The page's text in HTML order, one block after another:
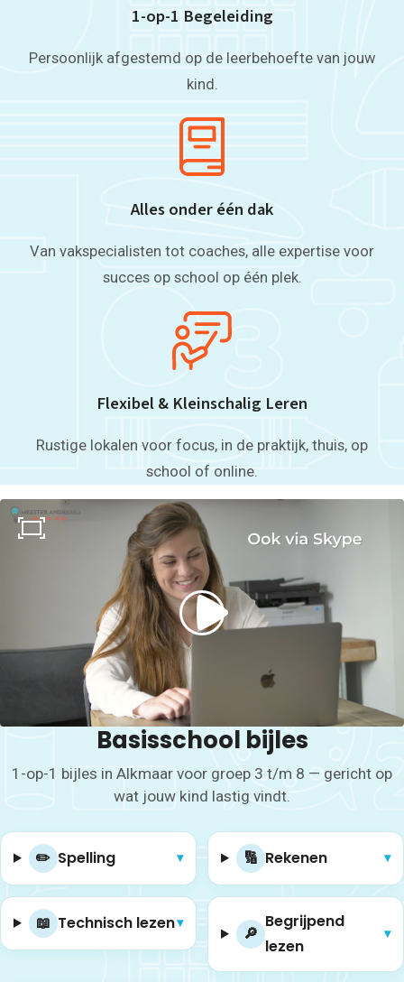
1-op-1 Begeleiding
Persoonlijk afgestemd op de leerbehoefte van jouw
kind.
Alles onder één dak
Van vakspecialisten tot coaches, alle expertise voor
succes op school op één plek.
Flexibel & Kleinschalig Leren
Rustige lokalen voor focus, in de praktijk, thuis, op
school of online.
Basisschool bijles
1-op-1 bijles in Alkmaar voor groep 3 t/m 8 — gericht op
wat jouw kind lastig vindt.
✏️ Spelling ▾ 🔢 Rekenen ▾
📖 Technisch lezen▾
🔎
Begrijpend
lezen
▾